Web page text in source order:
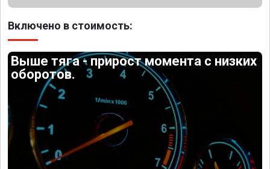
Включено в стоимость:
Выше тяга - прирост момента с низких
оборотов.